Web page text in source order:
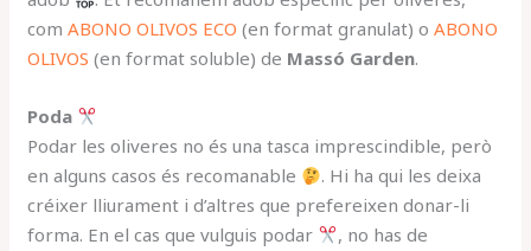
comABONO OLIVOS ECO (en format granulat) oABONO
OLIVOS (en format soluble) de Massó Garden.
Poda
Podar les oliveres no és una tasca imprescindible, però
en alguns casos és recomanable
. Hi ha qui les deixa
créixer lliurament i d’altres que prefereixen donar-li
forma. En el cas que vulguis podar
, no has de